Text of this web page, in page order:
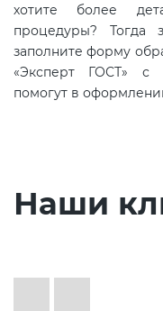
хотите более
процедуры? Тогда
заполните форму
«Эксперт ГОСТ» с
помогут в
Наши